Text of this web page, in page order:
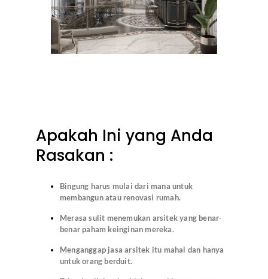
Apakah Ini yang Anda
Rasakan :
Bingung harus mulai dari mana untuk
membangun atau renovasi rumah.
Merasa sulit menemukan arsitek yang benar-
benar paham keinginan mereka.
Menganggap jasa arsitek itu mahal dan hanya
untuk orang berduit.